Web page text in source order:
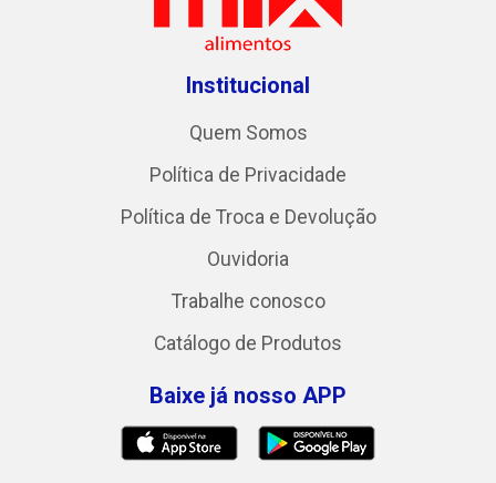
Institucional
Quem Somos
Política de Privacidade
Política de Troca e Devolução
Ouvidoria
Trabalhe conosco
Catálogo de Produtos
Baixe já nosso APP